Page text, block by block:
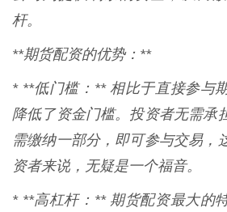
杆。
**期货配资的优势：**
* **低门槛：** 相比于直接参与
降低了资金门槛。投资者无需承
需缴纳一部分，即可参与交易，
资者来说，无疑是一个福音。
* **高杠杆：** 期货配资最大的